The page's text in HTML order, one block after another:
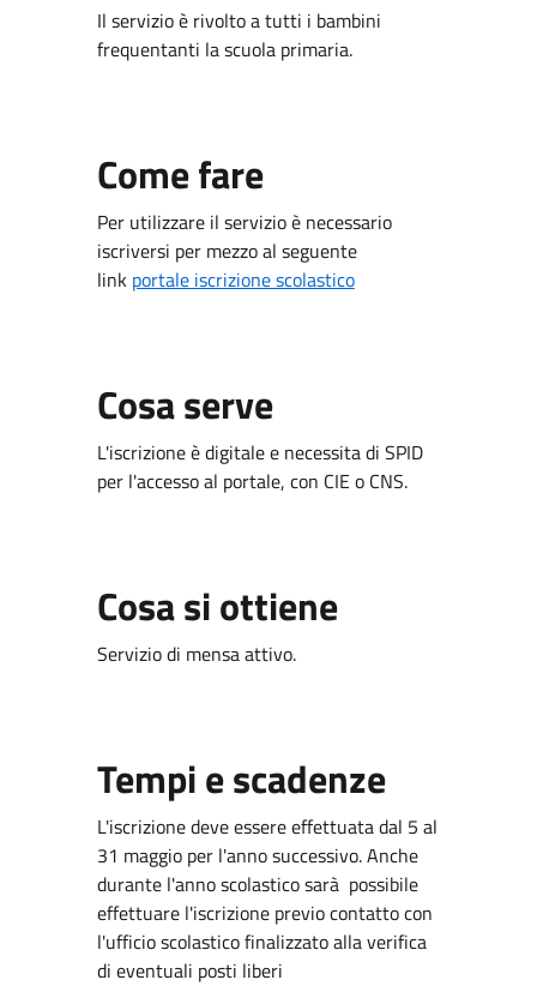
Il servizio è rivolto a tutti i bambini
frequentanti la scuola primaria.
Come fare
Per utilizzare il servizio è necessario
iscriversi per mezzo al seguente
link portale iscrizione scolastico
Cosa serve
L'iscrizione è digitale e necessita di SPID
per l'accesso al portale, con CIE o CNS.
Cosa si ottiene
Servizio di mensa attivo.
Tempi e scadenze
L'iscrizione deve essere effettuata dal 5 al
31 maggio per l'anno successivo. Anche
durante l'anno scolastico sarà possibile
effettuare l'iscrizione previo contatto con
l'ufficio scolastico finalizzato alla verifica
di eventuali posti liberi